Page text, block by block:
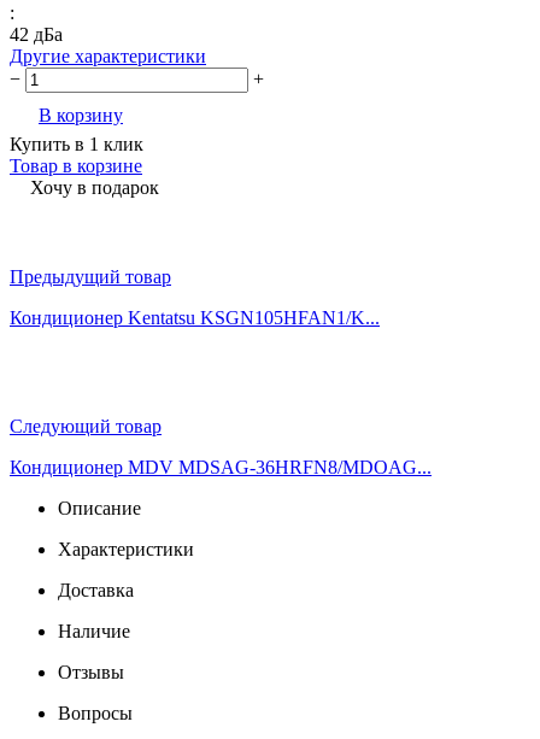
:
42 дБа
Другие характеристики
−
+
В корзину
Купить в 1 клик
Товар в корзине
Хочу в подарок
Предыдущий товар
Кондиционер Kentatsu KSGN105HFAN1/K...
Следующий товар
Кондиционер MDV MDSAG-36HRFN8/MDOAG...
Описание
Характеристики
Доставка
Наличие
Отзывы
Вопросы